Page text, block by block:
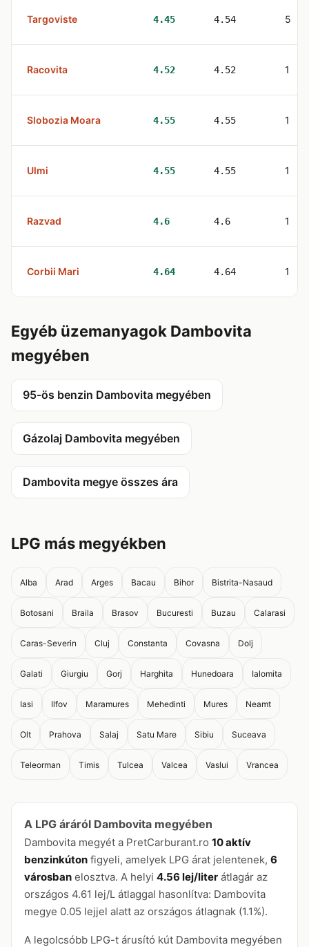
Targoviste 4.45 4.54 5
Racovita 4.52 4.52 1
Slobozia Moara 4.55 4.55 1
Ulmi 4.55 4.55 1
Razvad 4.6 4.6 1
Corbii Mari 4.64 4.64 1
Egyéb üzemanyagok Dambovita
megyében
95-ös benzin Dambovita megyében
Gázolaj Dambovita megyében
Dambovita megye összes ára
LPG más megyékben
Alba Arad Arges Bacau Bihor Bistrita-Nasaud
Botosani Braila Brasov Bucuresti Buzau Calarasi
Caras-Severin Cluj Constanta Covasna Dolj
Galati Giurgiu Gorj Harghita Hunedoara Ialomita
Iasi Ilfov Maramures Mehedinti Mures Neamt
Olt Prahova Salaj Satu Mare Sibiu Suceava
Teleorman Timis Tulcea Valcea Vaslui Vrancea
A LPG áráról Dambovita megyében
Dambovita megyét a PretCarburant.ro 10 aktív
benzinkúton figyeli, amelyek LPG árat jelentenek, 6
városban elosztva. A helyi 4.56 lej/liter átlagár az
országos 4.61 lej/L átlaggal hasonlítva: Dambovita
megye 0.05 lejjel alatt az országos átlagnak (1.1%).
A legolcsóbb LPG-t árusító kút Dambovita megyében